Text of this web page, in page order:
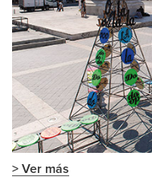
> Ver más